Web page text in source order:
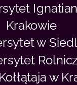
Krakowie
w
w